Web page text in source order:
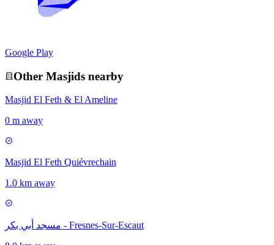
Google Play
Other Masjids nearby
Masjid El Feth & El Ameline
0 m away
Masjid El Feth Quiévrechain
1.0 km away
مسجد أبي بكر - Fresnes-Sur-Escaut